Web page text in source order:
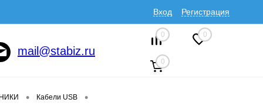
Вход Регистрация
mail@stabiz.ru
0 0
0
• Кабели USB •